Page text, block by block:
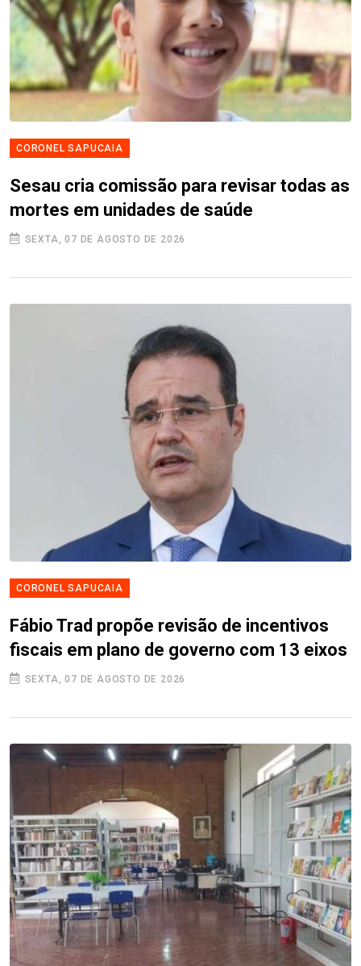
CORONEL SAPUCAIA
Sesau cria comissão para revisar todas as
mortes em unidades de saúde
SEXTA, 07 DE AGOSTO DE 2026
CORONEL SAPUCAIA
Fábio Trad propõe revisão de incentivos
fiscais em plano de governo com 13 eixos
SEXTA, 07 DE AGOSTO DE 2026